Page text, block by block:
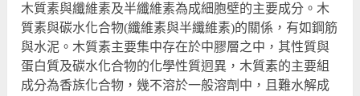
木質素與纖維素及半纖維素為成細胞壁的主要成分。木
質素與碳水化合物(纖維素與半纖維素)的關係，有如鋼筋
與水泥。木質素主要集中存在於中膠層之中，其性質與
蛋白質及碳水化合物的化學性質迥異，木質素的主要組
成分為香族化合物，幾不溶於一般溶劑中，且難水解成